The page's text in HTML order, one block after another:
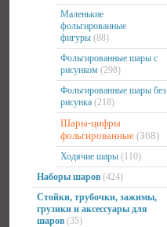
Маленькие
фольгированные
фигуры (88)
Фольгированные шары с
рисунком (298)
Фольгированные шары без
рисунка (218)
Шары-цифры
фольгированные (368)
Ходячие шары (110)
Наборы шаров (424)
Стойки, трубочки, зажимы,
грузики и аксессуары для
шаров (35)